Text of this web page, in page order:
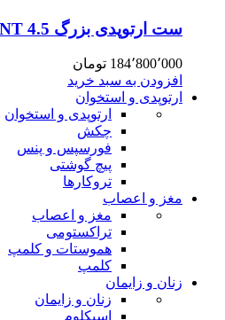
ست ارتوپدی بزرگ 4.5 LARGE FRAGMENT
184٬800٬000 تومان
افزودن به سبد خرید
ارتوپدی و استخوان
ارتوپدی و استخوان
چکش
فورسپس و پنس
پیچ گوشتی
تروکارها
مغز و اعصاب
مغز و اعصاب
تراکستومی
هموستات و کلمپ
کلمپ
زنان و زایمان
زنان و زایمان
اسپکلوم